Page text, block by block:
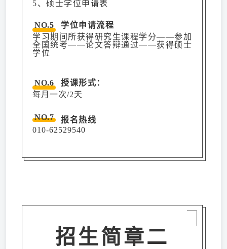
5、硕士学位申请表
NO.5
学位申请流程
学习期间所获得研究生课程学分——参加
全国统考——论文答辩通过——获得硕士
学位
NO.6
授课形式：
每月一次/2天
NO.7
报名热线
010-62529540
招生简章二